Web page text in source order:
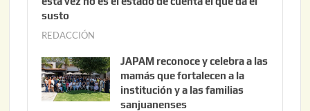
susto
REDACCIÓN
o
s
t
JAPAM reconoce y celebra a las
mamás que fortalecen a la
institución y a las familias
sanjuanenses